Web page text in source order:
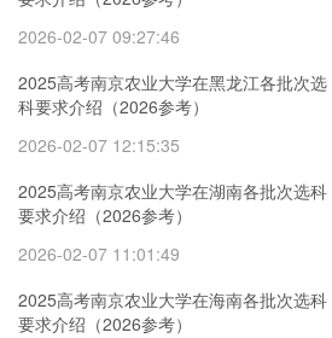
2026-02-07 09:27:46
2025高考南京农业大学在黑龙江各批次选
科要求介绍（2026参考）
2026-02-07 12:15:35
2025高考南京农业大学在湖南各批次选科
要求介绍（2026参考）
2026-02-07 11:01:49
2025高考南京农业大学在海南各批次选科
要求介绍（2026参考）